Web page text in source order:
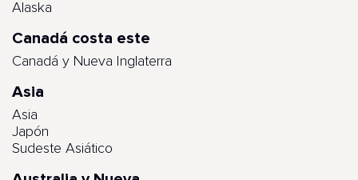
Alaska
Canadá costa este
Canadá y Nueva Inglaterra
Asia
Asia
Japón
Sudeste Asiático